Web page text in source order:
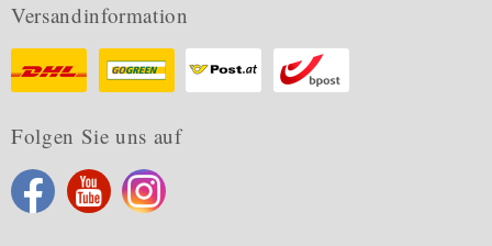
Versandinformation
Folgen Sie uns auf